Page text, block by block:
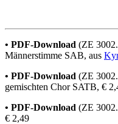
• PDF-Download (ZE
Männerstimme SAB, aus
• PDF-Download (ZE
gemischten Chor SATB, €
• PDF-Download (ZE
€ 2,49